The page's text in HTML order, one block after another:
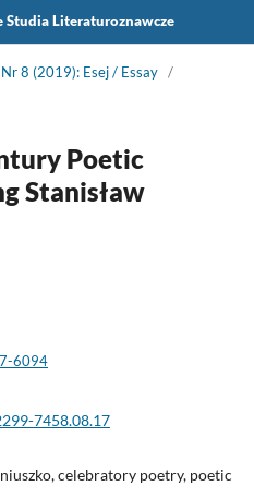
Studia Literaturoznawcze
Nr 8 (2019): Esej / Essay /
Poetic
Stanisław
6094
7458.08.17
celebratory poetry, poetic